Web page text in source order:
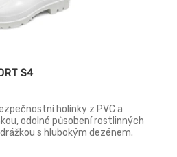
S4
holínky z PVC a
odolné působení rostlinných
s hlubokým dezénem.